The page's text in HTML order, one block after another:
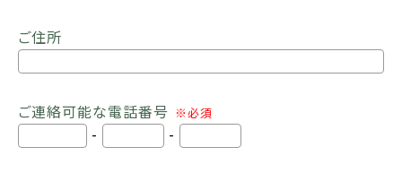
ご住所
ご連絡可能な電話番号 ※必須
- -